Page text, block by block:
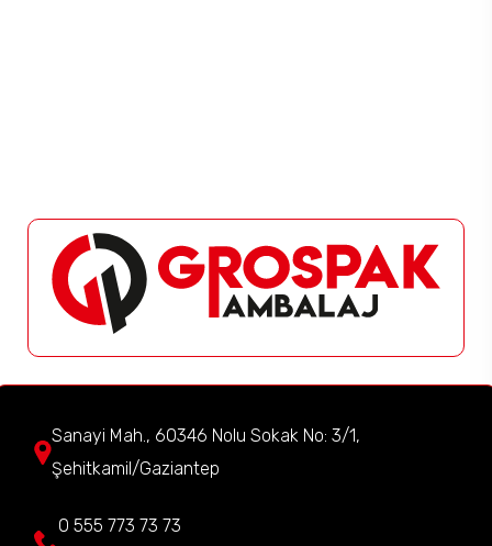
Sanayi Mah., 60346 Nolu Sokak No: 3/1,
Şehitkamil/Gaziantep
0 555 773 73 73